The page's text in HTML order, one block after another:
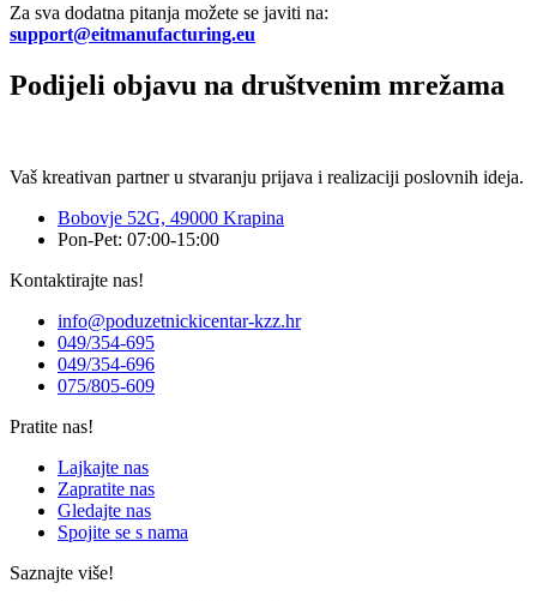
Za sva dodatna pitanja možete se javiti na:
support@eitmanufacturing.eu
Podijeli objavu na društvenim mrežama
Vaš kreativan partner u stvaranju prijava i realizaciji poslovnih ideja.
Bobovje 52G, 49000 Krapina
Pon-Pet: 07:00-15:00
Kontaktirajte nas!
info@poduzetnickicentar-kzz.hr
049/354-695
049/354-696
075/805-609
Pratite nas!
Lajkajte nas
Zapratite nas
Gledajte nas
Spojite se s nama
Saznajte više!